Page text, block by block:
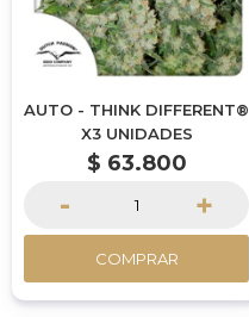
AUTO - THINK DIFFERENT®
X3 UNIDADES
$ 63.800
- +
COMPRAR